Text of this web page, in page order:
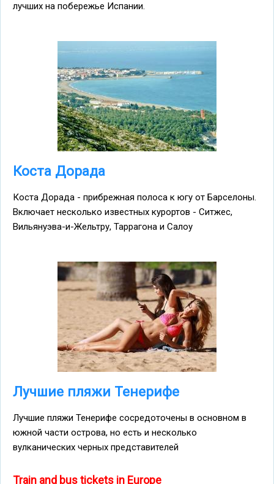
лучших на побережье Испании.
Коста Дорада
Коста Дорада - прибрежная полоса к югу от Барселоны.
Включает несколько известных курортов - Ситжес,
Вильянуэва-и-Жельтру, Таррагона и Салоу
Лучшие пляжи Тенерифе
Лучшие пляжи Тенерифе сосредоточены в основном в
южной части острова, но есть и несколько
вулканических черных представителей
Train and bus tickets in Europe